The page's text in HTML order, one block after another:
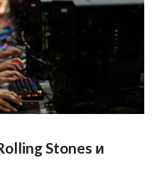
Stones и